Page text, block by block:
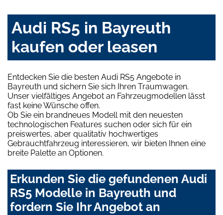
Audi RS5 in Bayreuth
kaufen oder leasen
Entdecken Sie die besten Audi RS5 Angebote in
Bayreuth und sichern Sie sich Ihren Traumwagen.
Unser vielfältiges Angebot an Fahrzeugmodellen lässt
fast keine Wünsche offen.
Ob Sie ein brandneues Modell mit den neuesten
technologischen Features suchen oder sich für ein
preiswertes, aber qualitativ hochwertiges
Gebrauchtfahrzeug interessieren, wir bieten Ihnen eine
breite Palette an Optionen.
Erkunden Sie die gefundenen Audi
RS5 Modelle in Bayreuth und
fordern Sie Ihr Angebot an